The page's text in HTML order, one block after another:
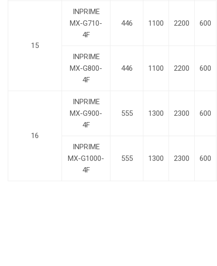
15
INPRIME
MX-G710-
4F
446 1100 2200 600
INPRIME
MX-G800-
4F
446 1100 2200 600
16
INPRIME
MX-G900-
4F
555 1300 2300 600
INPRIME
MX-G1000-
4F
555 1300 2300 600